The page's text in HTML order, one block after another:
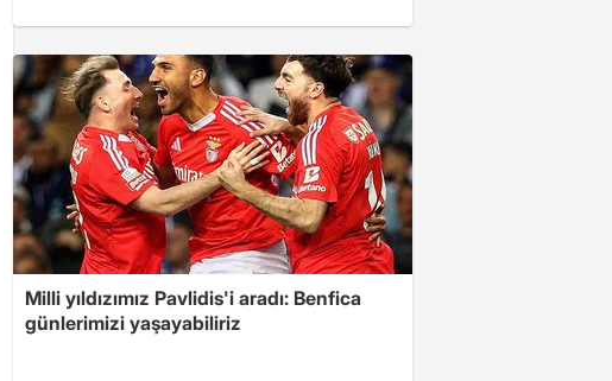
Milli yıldızımız Pavlidis'i aradı: Benfica
günlerimizi yaşayabiliriz